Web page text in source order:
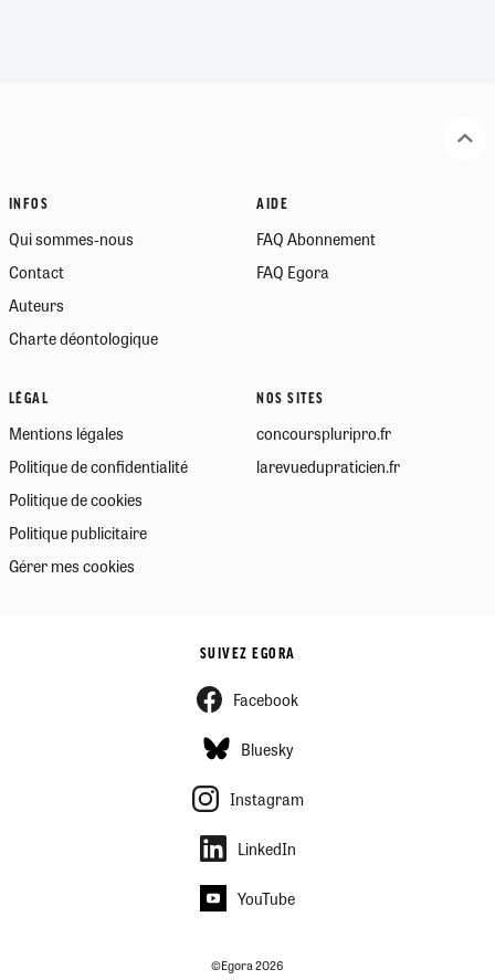
INFOS
Qui sommes-nous
Contact
Auteurs
Charte déontologique
AIDE
FAQ Abonnement
FAQ Egora
LÉGAL
Mentions légales
Politique de confidentialité
Politique de cookies
Politique publicitaire
Gérer mes cookies
NOS SITES
concourspluripro.fr
larevuedupraticien.fr
SUIVEZ EGORA
Facebook
Bluesky
Instagram
LinkedIn
YouTube
©Egora 2026